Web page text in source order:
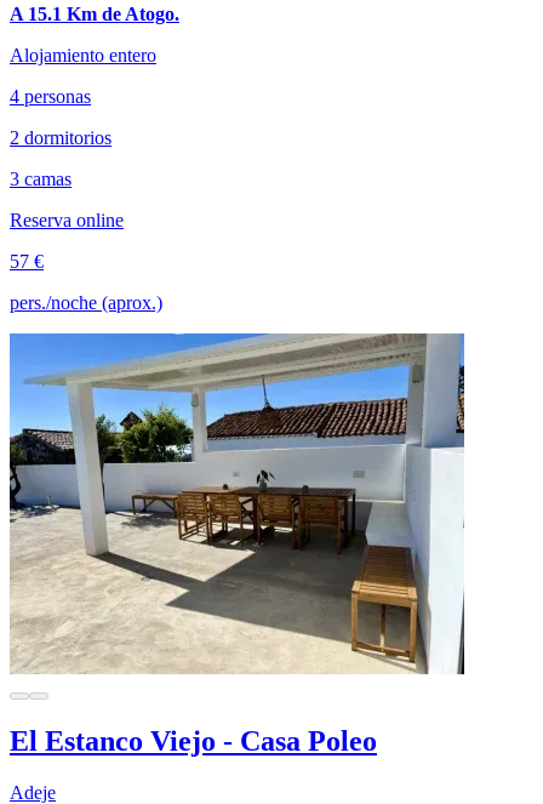
A 15.1 Km de Atogo.
Alojamiento entero
4 personas
2 dormitorios
3 camas
Reserva online
57 €
pers./noche (aprox.)
El Estanco Viejo - Casa Poleo
Adeje